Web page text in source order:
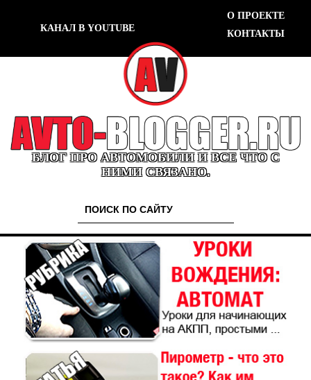
КАНАЛ В YOUTUBE
О ПРОЕКТЕ
КОНТАКТЫ
БЛОГ ПРО АВТОМОБИЛИ И ВСЕ ЧТО С
НИМИ СВЯЗАНО.